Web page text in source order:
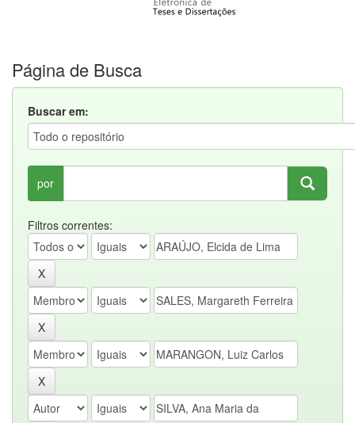
Página de Busca
Buscar em:
por
Filtros correntes: